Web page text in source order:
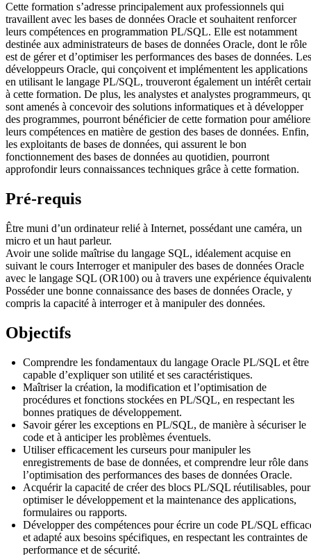
Cette formation s’adresse principalement aux professionnels qui
travaillent avec les bases de données Oracle et souhaitent renforcer
leurs compétences en programmation PL/SQL. Elle est notamment
destinée aux administrateurs de bases de données Oracle, dont le rôle
est de gérer et d’optimiser les performances des bases de données. Les
développeurs Oracle, qui conçoivent et implémentent les applications
en utilisant le langage PL/SQL, trouveront également un intérêt
à cette formation. De plus, les analystes et analystes programmeurs,
sont amenés à concevoir des solutions informatiques et à développer
des programmes, pourront bénéficier de cette formation pour
leurs compétences en matière de gestion des bases de données. Enfin,
les exploitants de bases de données, qui assurent le bon
fonctionnement des bases de données au quotidien, pourront
approfondir leurs connaissances techniques grâce à cette formation.
Pré-requis
Être muni d’un ordinateur relié à Internet, possédant une caméra, un
micro et un haut parleur.
Avoir une solide maîtrise du langage SQL, idéalement acquise en
suivant le cours Interroger et manipuler des bases de données Oracle
avec le langage SQL (OR100) ou à travers une expérience
Posséder une bonne connaissance des bases de données Oracle, y
compris la capacité à interroger et à manipuler des données.
Objectifs
Comprendre les fondamentaux du langage Oracle PL/SQL et être
capable d’expliquer son utilité et ses caractéristiques.
Maîtriser la création, la modification et l’optimisation de
procédures et fonctions stockées en PL/SQL, en respectant les
bonnes pratiques de développement.
Savoir gérer les exceptions en PL/SQL, de manière à sécuriser le
code et à anticiper les problèmes éventuels.
Utiliser efficacement les curseurs pour manipuler les
enregistrements de base de données, et comprendre leur rôle dans
l’optimisation des performances des bases de données Oracle.
Acquérir la capacité de créer des blocs PL/SQL réutilisables, pour
optimiser le développement et la maintenance des applications,
formulaires ou rapports.
Développer des compétences pour écrire un code PL/SQL
et adapté aux besoins spécifiques, en respectant les contraintes de
performance et de sécurité.